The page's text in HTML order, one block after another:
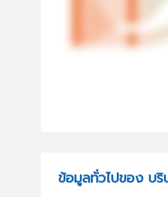
ข้อมูลทั่วไปของ บ